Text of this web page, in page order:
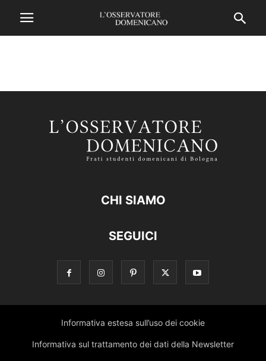
CHI SIAMO
SEGUICI
Informativa estesa sull’uso dei cookie
Informativa sul trattamento dei dati della Newsletter